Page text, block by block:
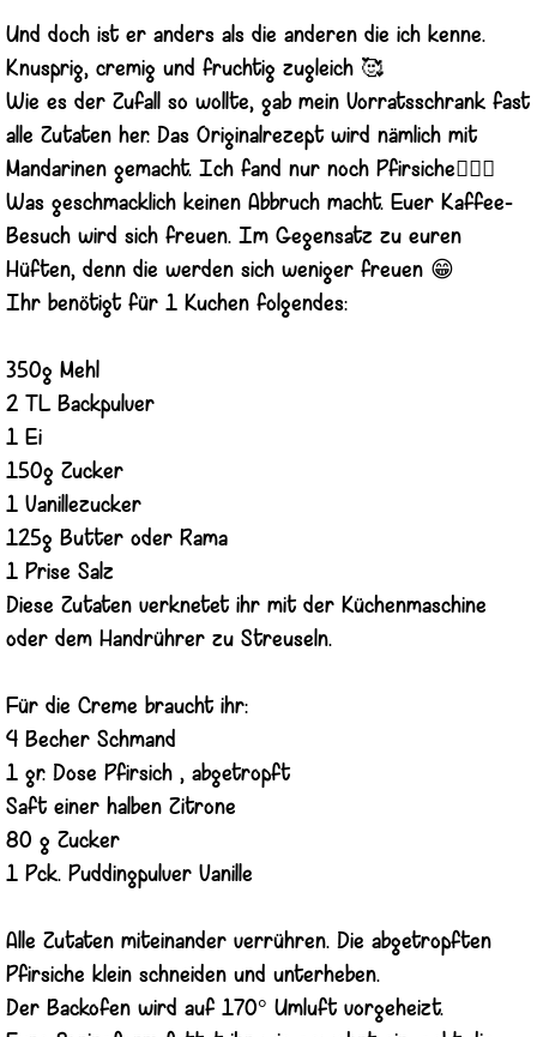
Und doch ist er anders als die anderen die ich kenne.
Knusprig, cremig und fruchtig zugleich 🥰
Wie es der Zufall so wollte, gab mein Vorratsschrank fast
alle Zutaten her. Das Originalrezept wird nämlich mit
Mandarinen gemacht. Ich fand nur noch Pfirsiche🤷🏼‍♀️
Was geschmacklich keinen Abbruch macht. Euer Kaffee-
Besuch wird sich freuen. Im Gegensatz zu euren
Hüften, denn die werden sich weniger freuen 😁
Ihr benötigt für 1 Kuchen folgendes:
350g Mehl
2 TL Backpulver
1 Ei
150g Zucker
1 Vanillezucker
125g Butter oder Rama
1 Prise Salz
Diese Zutaten verknetet ihr mit der Küchenmaschine
oder dem Handrührer zu Streuseln.
Für die Creme braucht ihr:
4 Becher Schmand
1 gr. Dose Pfirsich , abgetropft
Saft einer halben Zitrone
80 g Zucker
1 Pck. Puddingpulver Vanille
Alle Zutaten miteinander verrühren. Die abgetropften
Pfirsiche klein schneiden und unterheben.
Der Backofen wird auf 170° Umluft vorgeheizt.